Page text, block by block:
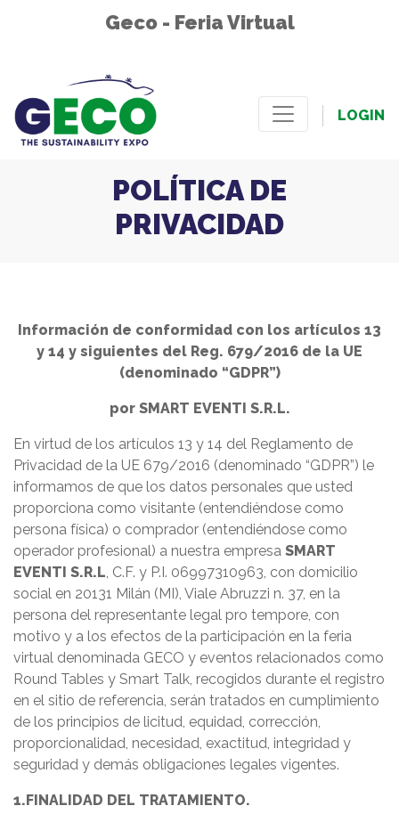
Geco - Feria Virtual
LOGIN
POLÍTICA DE
PRIVACIDAD
Información de conformidad con los artículos 13
y 14 y siguientes del Reg. 679/2016 de la UE
(denominado “GDPR”)
por SMART EVENTI S.R.L.
En virtud de los artículos 13 y 14 del Reglamento de
Privacidad de la UE 679/2016 (denominado “GDPR”) le
informamos de que los datos personales que usted
proporciona como visitante (entendiéndose como
persona física) o comprador (entendiéndose como
operador profesional) a nuestra empresa SMART
EVENTI S.R.L, C.F. y P.I. 06997310963, con domicilio
social en 20131 Milán (MI), Viale Abruzzi n. 37, en la
persona del representante legal pro tempore, con
motivo y a los efectos de la participación en la feria
virtual denominada GECO y eventos relacionados como
Round Tables y Smart Talk, recogidos durante el registro
en el sitio de referencia, serán tratados en cumplimiento
de los principios de licitud, equidad, corrección,
proporcionalidad, necesidad, exactitud, integridad y
seguridad y demás obligaciones legales vigentes.
1.FINALIDAD DEL TRATAMIENTO.